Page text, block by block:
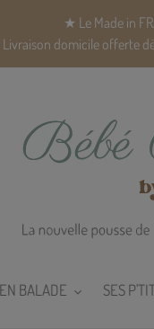
★ Le Made in
Livraison domicile offerte
BALADE SES